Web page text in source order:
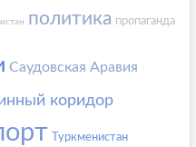
политика пропаганда
Саудовская Аравия
коридор
Туркменистан